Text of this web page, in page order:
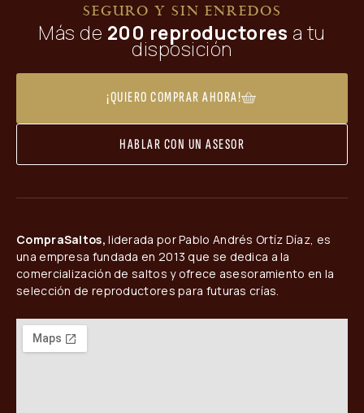
SEGURO Y SIN ENREDOS
Más de 200 reproductores a tu
disposición
¡QUIERO COMPRAR AHORA!
HABLAR CON UN ASESOR
CompraSaltos, liderada por Pablo Andrés Ortíz Díaz, es
una empresa fundada en 2013 que se dedica a la
comercialización de saltos y ofrece asesoramiento en la
selección de reproductores para futuras crías.